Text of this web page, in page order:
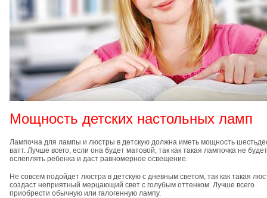
Мощность детских настольных ламп
Лампочка для лампы и люстры в детскую должна иметь мощность
ватт. Лучше всего, если она будет матовой, так как такая лампочка не будет
ослеплять ребенка и даст равномерное освещение.
Не совсем подойдет люстра в детскую с дневным светом, так как такая
создаст неприятный мерцающий свет с голубым оттенком. Лучше всего
приобрести обычную или галогенную лампу.